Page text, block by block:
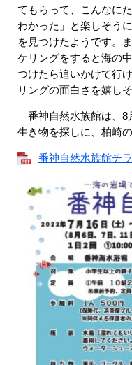
てもらって、こんなに
わかった」と楽しそう
を見つけたようです。
ケリングをすると海の
つけたら追いかけて行
リングの面白さを嬉し
番神自然水族館は、8
生き物を探しに、柏崎
番神自然水族館チ